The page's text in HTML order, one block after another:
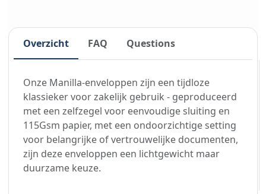
Overzicht FAQ Questions
Onze Manilla-enveloppen zijn een tijdloze
klassieker voor zakelijk gebruik - geproduceerd
met een zelfzegel voor eenvoudige sluiting en
115Gsm papier, met een ondoorzichtige setting
voor belangrijke of vertrouwelijke documenten,
zijn deze enveloppen een lichtgewicht maar
duurzame keuze.